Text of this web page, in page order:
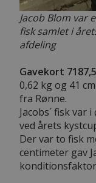
Jacob Blom var
fisk samlet i
afdeling
Gavekort
0,62 kg og 41
fra Rønne.
Jacobs´ fisk var
ved årets
Der var to fisk
centimeter gav